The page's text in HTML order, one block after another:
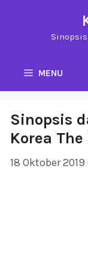
MENU
Sinopsis
Korea
18 Oktober 2019